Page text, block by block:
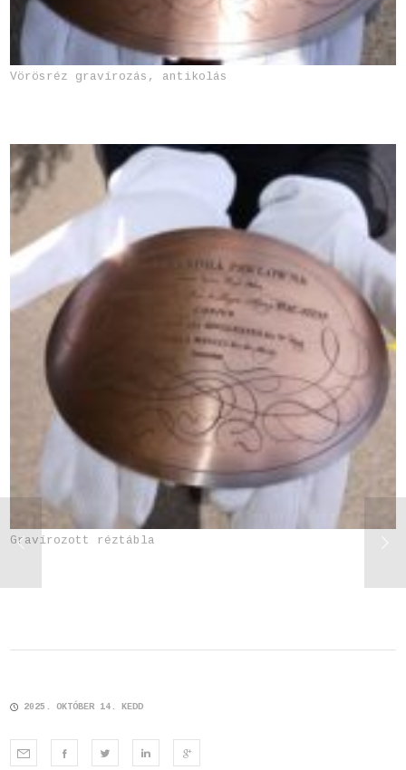
Vörösréz gravírozás, antikolás
Gravírozott réztábla
2025. OKTÓBER 14. KEDD